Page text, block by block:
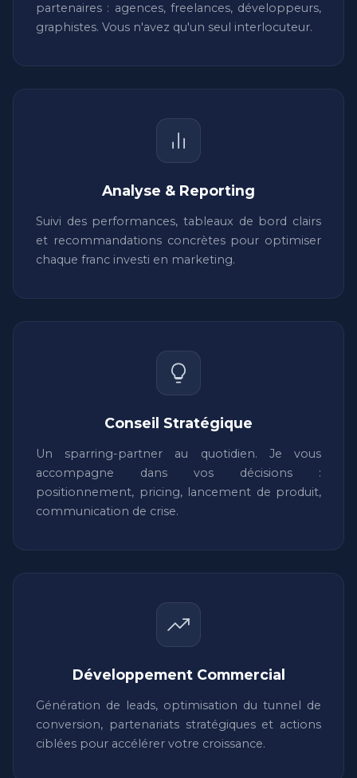
partenaires : agences, freelances, développeurs,
graphistes. Vous n'avez qu'un seul interlocuteur.
Analyse & Reporting
Suivi des performances, tableaux de bord clairs
et recommandations concrètes pour optimiser
chaque franc investi en marketing.
Conseil Stratégique
Un sparring-partner au quotidien. Je vous
accompagne dans vos décisions :
positionnement, pricing, lancement de produit,
communication de crise.
Développement Commercial
Génération de leads, optimisation du tunnel de
conversion, partenariats stratégiques et actions
ciblées pour accélérer votre croissance.